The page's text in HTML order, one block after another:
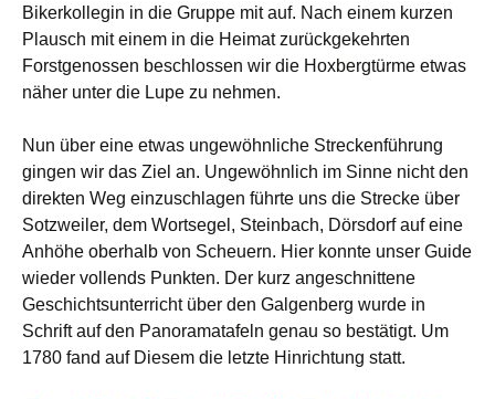
Bikerkollegin in die Gruppe mit auf. Nach einem kurzen
Plausch mit einem in die Heimat zurückgekehrten
Forstgenossen beschlossen wir die Hoxbergtürme etwas
näher unter die Lupe zu nehmen.
Nun über eine etwas ungewöhnliche Streckenführung
gingen wir das Ziel an. Ungewöhnlich im Sinne nicht den
direkten Weg einzuschlagen führte uns die Strecke über
Sotzweiler, dem Wortsegel, Steinbach, Dörsdorf auf eine
Anhöhe oberhalb von Scheuern. Hier konnte unser Guide
wieder vollends Punkten. Der kurz angeschnittene
Geschichtsunterricht über den Galgenberg wurde in
Schrift auf den Panoramatafeln genau so bestätigt. Um
1780 fand auf Diesem die letzte Hinrichtung statt.